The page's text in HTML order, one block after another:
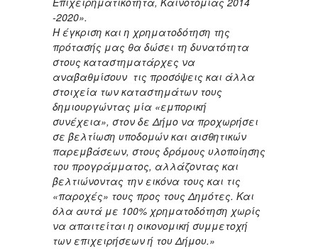
-2020».
Η έγκριση και η χρηματοδότηση της
πρότασής μας θα δώσει τη δυνατότητα
στους καταστηματάρχες να
αναβαθμίσουν τις προσόψεις και άλλα
στοιχεία των καταστημάτων τους
δημιουργώντας μία «εμπορική
συνέχεια», στον δε Δήμο να προχωρήσει
σε βελτίωση υποδομών και αισθητικών
παρεμβάσεων, στους δρόμους υλοποίησης
του προγράμματος, αλλάζοντας και
βελτιώνοντας την εικόνα τους και τις
«παροχές» τους προς τους Δημότες. Και
όλα αυτά με 100% χρηματοδότηση χωρίς
να απαιτείται η οικονομική συμμετοχή
των επιχειρήσεων ή του Δήμου.»